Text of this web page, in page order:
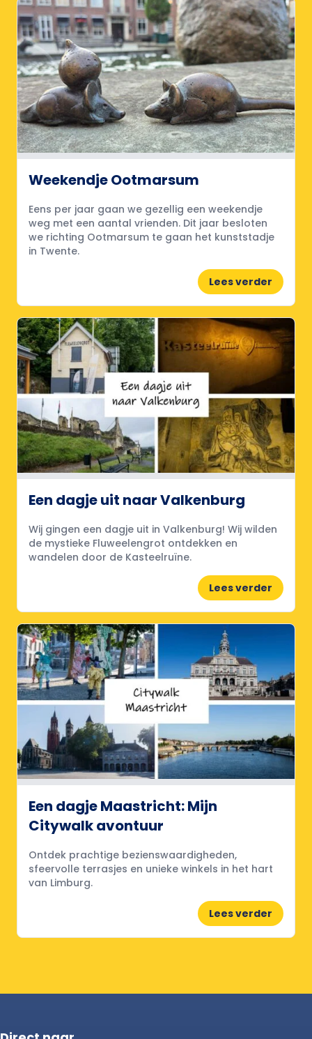
Weekendje Ootmarsum
Eens per jaar gaan we gezellig een weekendje
weg met een aantal vrienden. Dit jaar besloten
we richting Ootmarsum te gaan het kunststadje
in Twente.
Lees verder
Een dagje uit naar Valkenburg
Wij gingen een dagje uit in Valkenburg! Wij wilden
de mystieke Fluweelengrot ontdekken en
wandelen door de Kasteelruïne.
Lees verder
Een dagje Maastricht: Mijn
Citywalk avontuur
Ontdek prachtige bezienswaardigheden,
sfeervolle terrasjes en unieke winkels in het hart
van Limburg.
Lees verder